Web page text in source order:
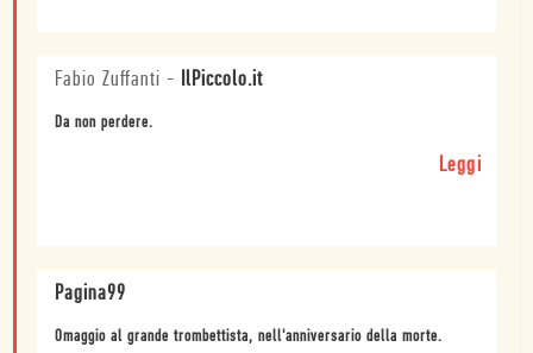
Fabio Zuffanti - IlPiccolo.it
Da non perdere.
Leggi
Pagina99
Omaggio al grande trombettista, nell'anniversario della morte.